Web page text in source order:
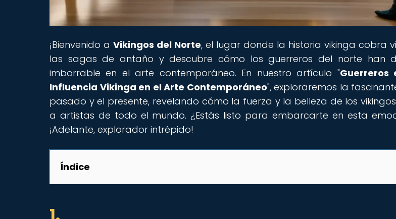
¡Bienvenido a Vikingos del Norte, el lugar donde la historia vikinga cobra
las sagas de antaño y descubre cómo los guerreros del norte han
imborrable en el arte contemporáneo. En nuestro artículo "Guerreros
Influencia Vikinga en el Arte Contemporáneo", exploraremos la
pasado y el presente, revelando cómo la fuerza y la belleza de los
a artistas de todo el mundo. ¿Estás listo para embarcarte en esta
¡Adelante, explorador intrépido!
Índice